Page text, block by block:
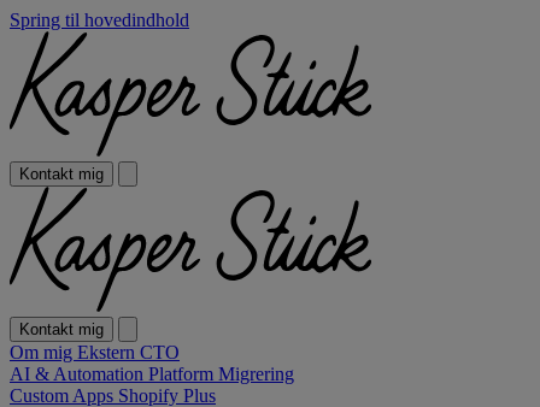
Spring til hovedindhold
Kontakt mig
Kontakt mig
Om mig Ekstern CTO
AI & Automation Platform Migrering
Custom Apps Shopify Plus